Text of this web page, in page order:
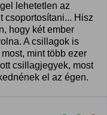
lehetetlen az
csoportosítani... Hisz
hogy két ember
A csillagok is
mint több ezer
csillagjegyek, most
el az égen.